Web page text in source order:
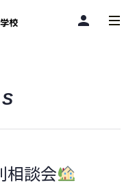
person
相談会